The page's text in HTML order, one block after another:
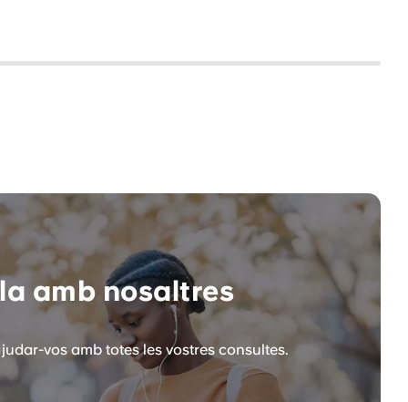
amb nosaltres
vos amb totes les vostres consultes.